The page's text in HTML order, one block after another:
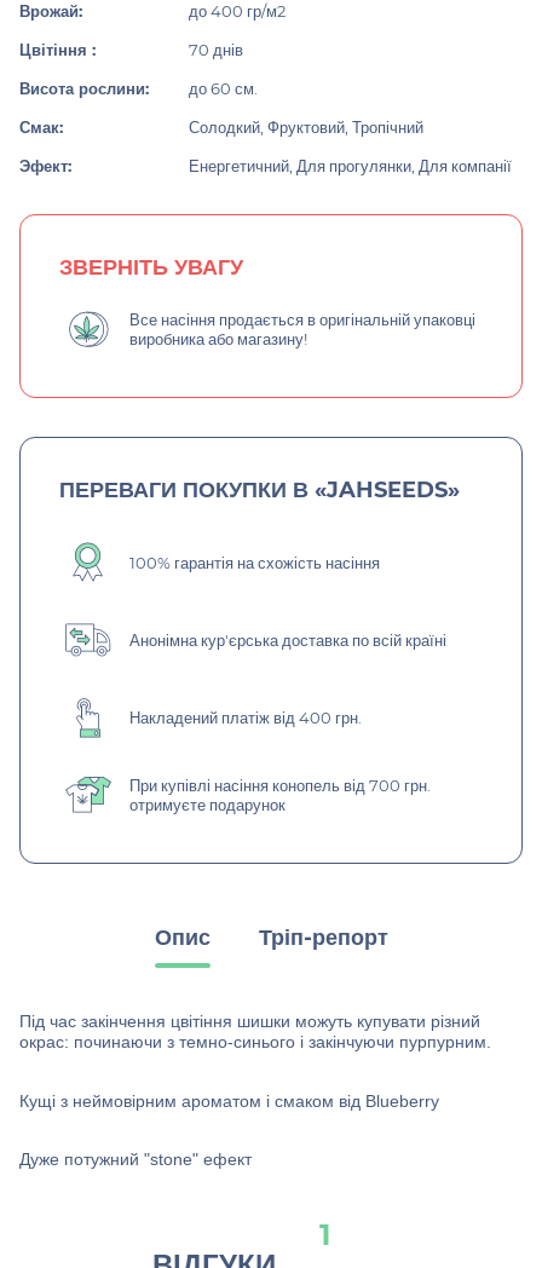
Врожай:
до 400 гр/м2
Цвітіння :
70 днів
Висота рослини:
до 60 см.
Смак:
Солодкий, Фруктовий, Тропічний
Эфект:
Енергетичний, Для прогулянки, Для компанії
ЗВЕРНІТЬ УВАГУ
Все насіння продається в оригінальній упаковці
виробника або магазину!
ПЕРЕВАГИ ПОКУПКИ В «JAHSEEDS»
100% гарантія на схожість насіння
Анонімна кур'єрська доставка по всій країні
Накладений платіж від 400 грн.
При купівлі насіння конопель від 700 грн.
отримуєте подарунок
Опис Тріп-репорт
Під час закінчення цвітіння шишки можуть купувати різний
окрас: починаючи з темно-синього і закінчуючи пурпурним.
Кущі з неймовірним ароматом і смаком від Вlueberry
Дуже потужний "stone" ефект
1